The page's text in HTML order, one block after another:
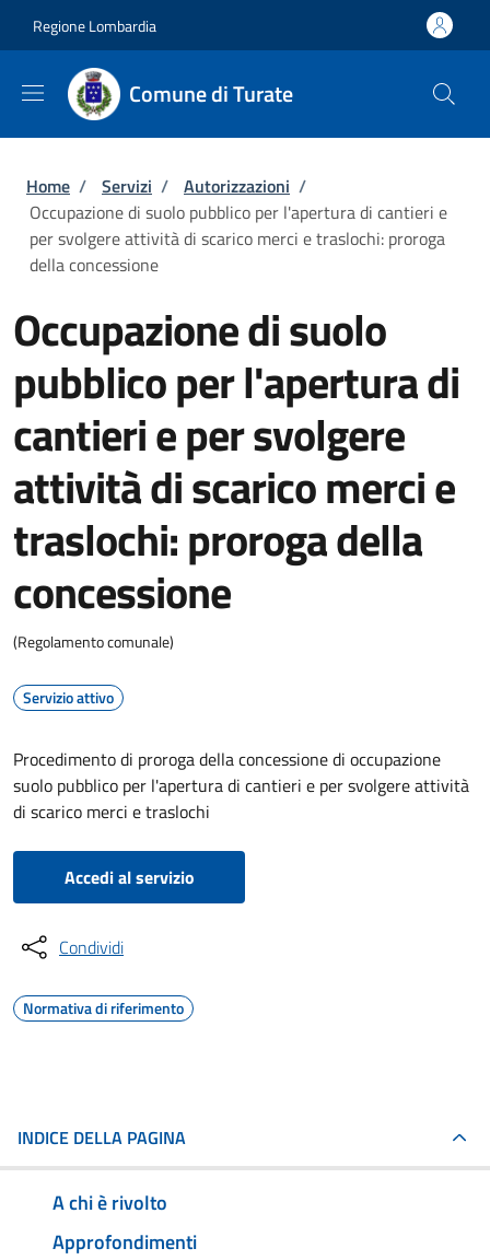
Regione Lombardia
Comune di Turate
Briciole di pane
Home / Servizi / Autorizzazioni /
Occupazione di suolo pubblico per l'apertura di cantieri e
per svolgere attività di scarico merci e traslochi: proroga
della concessione
Occupazione di suolo
pubblico per l'apertura di
cantieri e per svolgere
attività di scarico merci e
traslochi: proroga della
concessione
(Regolamento comunale)
Servizio attivo
Procedimento di proroga della concessione di occupazione
suolo pubblico per l'apertura di cantieri e per svolgere attività
di scarico merci e traslochi
Accedi al servizio
Condividi
Normativa di riferimento
INDICE DELLA PAGINA
A chi è rivolto
Approfondimenti